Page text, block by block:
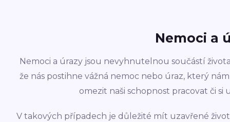
Nemoci a
Nemoci a úrazy jsou nevyhnutelnou součástí
že nás postihne vážná nemoc nebo úraz, který
omezit naši schopnost pracovat či
V takových případech je důležité mít uzavřené